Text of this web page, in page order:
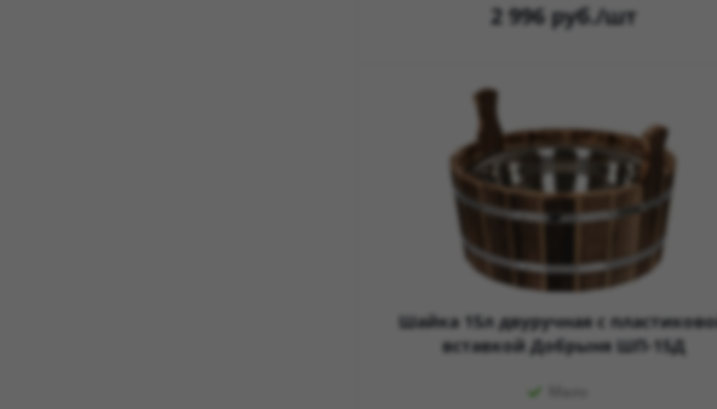
2 996руб./шт
Шайка 15л двуручная с
вставкой Добрыня ШП-15Д